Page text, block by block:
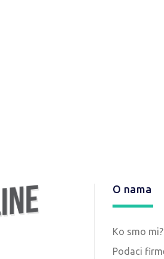
O nama
Ko smo mi?
Podaci